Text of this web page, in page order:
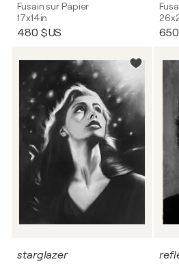
Fusain sur Papier
17x14in
480 $US
starglazer